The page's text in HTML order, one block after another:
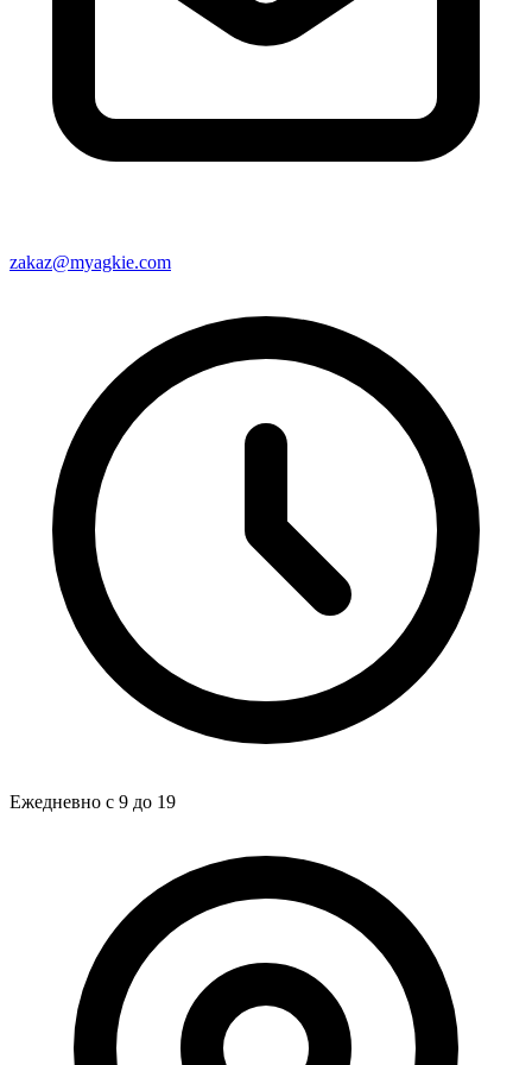
zakaz@myagkie.com
Ежедневно с 9 до 19